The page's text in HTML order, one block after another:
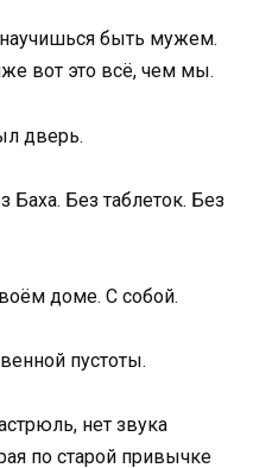
быть мужем.
вот это всё, чем мы.
дверь.
Баха. Без таблеток. Без
доме. С собой.
пустоты.
нет звука
по старой привычке